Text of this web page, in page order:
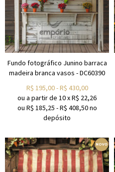
Fundo fotográfico Junino barraca
madeira branca vasos - DC60390
R$ 195,00-R$ 430,00
ou a partir de 10xR$ 22,26
ou R$ 185,25 -R$ 408,50no
depósito